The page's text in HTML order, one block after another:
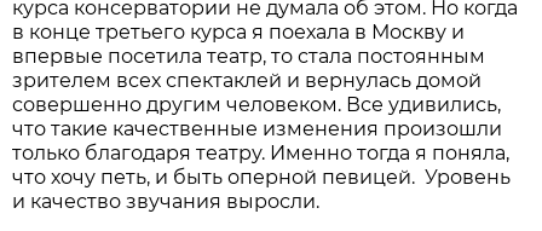
курса консерватории не думала об этом. Но когда
в конце третьего курса я поехала в Москву и
впервые посетила театр, то стала постоянным
зрителем всех спектаклей и вернулась домой
совершенно другим человеком. Все удивились,
что такие качественные изменения произошли
только благодаря театру. Именно тогда я поняла,
что хочу петь, и быть оперной певицей. Уровень
и качество звучания выросли.